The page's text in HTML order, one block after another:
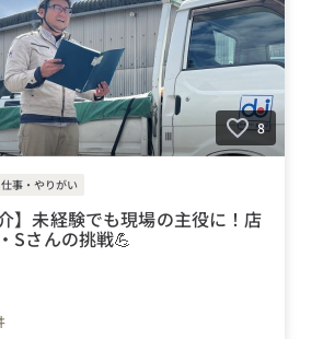
8
仕事・やりがい
】未経験でも現場の主役に！店
Sさんの挑戦💪